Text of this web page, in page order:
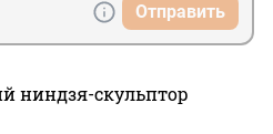
Отправить
ниндзя-скульптор